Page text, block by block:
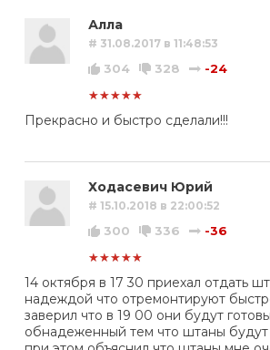
Алла
# 31.08.2017 в 11:48:53
304 328
-24
★★★★★
Прекрасно и быстро сделали!!!
Ходасевич Юрий
# 15.10.2018 в 22:00:52
300 336
-36
★★★★★
14 октября в 17 30 приехал отдать
надеждой что отремонтируют
заверил что в 19 00 они будут
обнадеженный тем что штаны будут